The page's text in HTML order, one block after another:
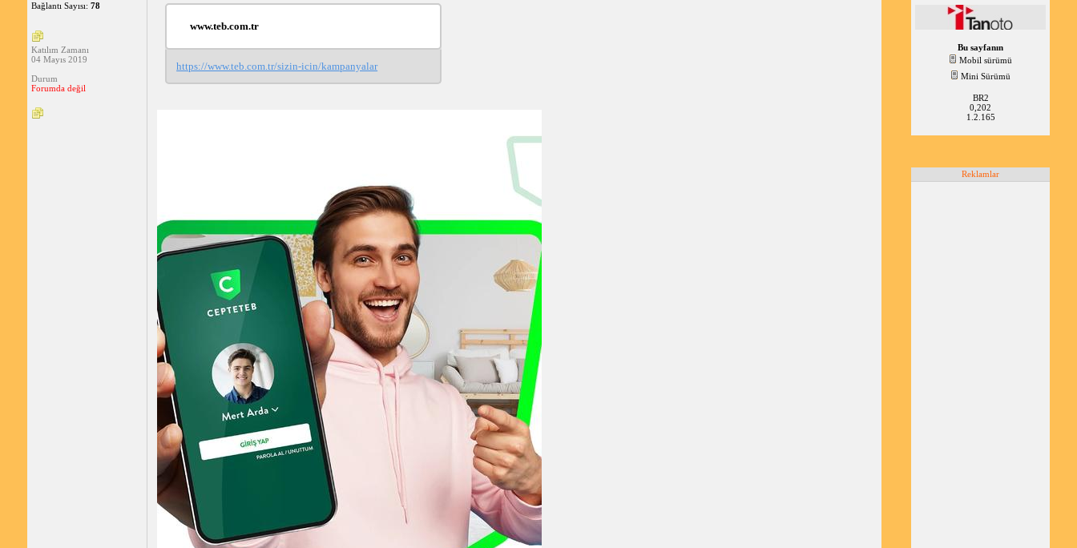
Bağlantı Sayısı: 78
Katılım Zamanı
04 Mayıs 2019
Durum
Forumda değil
www.teb.com.tr
https://www.teb.com.tr/sizin-icin/kampanyalar
Bu sayfanın
Mobil sürümü
Mini Sürümü
BR2
0,202
1.2.165
Reklamlar